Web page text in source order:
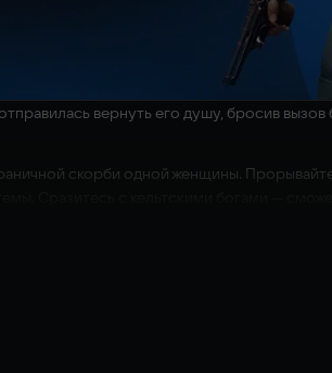
вернуть его душу, бросив
скорби одной женщины.